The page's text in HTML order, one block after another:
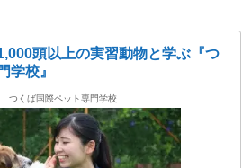
頭以上の実習動物と学ぶ『つ
学校』
つくば国際ペット専門学校